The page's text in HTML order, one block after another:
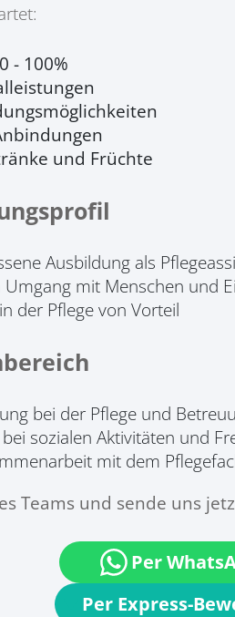
- 100%
und Früchte
Ausbildung als
Umgang mit Menschen und
der Pflege von Vorteil
bei der Pflege und
sozialen Aktivitäten und
mit dem
Teams und sende uns
Per Express-
Per